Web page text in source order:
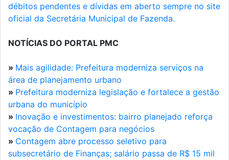
débitos pendentes e dívidas em aberto sempre no site
oficial da Secretária Municipal de Fazenda.
NOTÍCIAS DO PORTAL PMC
» Mais agilidade: Prefeitura moderniza serviços na
área de planejamento urbano
» Prefeitura moderniza legislação e fortalece a gestão
urbana do município
» Inovação e investimentos: bairro planejado reforça
vocação de Contagem para negócios
» Contagem abre processo seletivo para
subsecretário de Finanças; salário passa de R$ 15 mil